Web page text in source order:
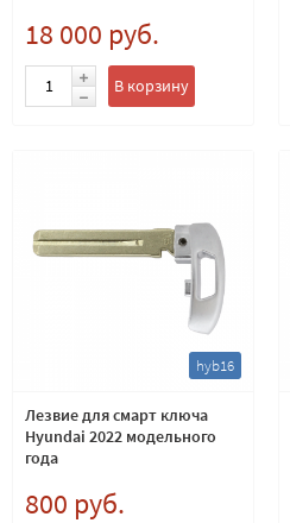
18 000 руб.
В корзину
hyb16
Лезвие для смарт ключа
Hyundai 2022 модельного
года
800 руб.